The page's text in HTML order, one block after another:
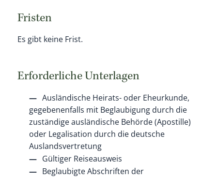
Fristen
Es gibt keine Frist.
Erforderliche Unterlagen
Ausländische Heirats- oder Eheurkunde,
gegebenenfalls mit Beglaubigung durch die
zuständige ausländische Behörde (Apostille)
oder Legalisation durch die deutsche
Auslandsvertretung
Gültiger Reiseausweis
Beglaubigte Abschriften der